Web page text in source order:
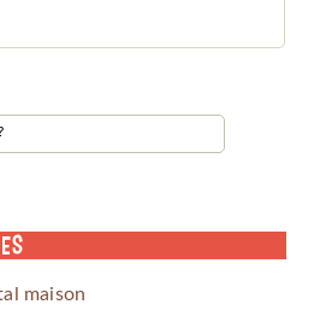
maison